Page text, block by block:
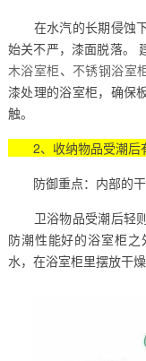
在水汽的长期侵蚀下
始关不严，漆面脱落。
木浴室柜、 不锈钢浴室
漆处理的浴室柜，确保
触。
2、收纳物品受潮后
防御重点：内部的干
卫浴物品受潮后轻则
防潮性能好的浴室柜
水，在浴室柜里摆放干